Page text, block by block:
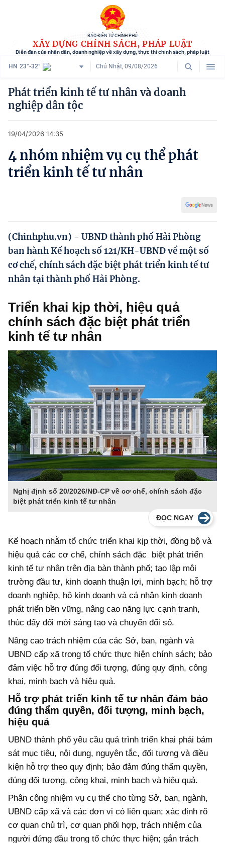
BÁO ĐIỆN TỬ CHÍNH PHỦ
XÂY DỰNG CHÍNH SÁCH, PHÁP LUẬT
Diễn đàn của nhân dân, doanh nghiệp về xây dựng, thực thi chính sách, pháp luật
HN 23°-32° Chủ Nhật, 09/08/2026
Danh mục
Trang chủ
Tham vấn chính sách
Người dân góp ý
Hướng dẫn thực hiện chính sách
Phát triển kinh tế tư nhân và doanh nghiệp dân tộc
Ocop và chuỗi giá trị Nông sản
Doanh nghiệp dân tộc
Khác
Video
Photo
Phát triển kinh tế tư nhân và doanh
nghiệp dân tộc
19/04/2026 14:35
4 nhóm nhiệm vụ cụ thể phát
triển kinh tế tư nhân
(Chinhphu.vn) - UBND thành phố Hải Phòng
ban hành Kế hoạch số 121/KH-UBND về một số
cơ chế, chính sách đặc biệt phát triển kinh tế tư
nhân tại thành phố Hải Phòng.
Triển khai kịp thời, hiệu quả
chính sách đặc biệt phát triển
kinh tế tư nhân
Nghị định số 20/2026/NĐ-CP về cơ chế, chính sách đặc
biệt phát triển kinh tế tư nhân
ĐỌC NGAY
Kế hoạch nhằm tổ chức triển khai kịp thời, đồng bộ và
hiệu quả các cơ chế, chính sách đặc biệt phát triển
kinh tế tư nhân trên địa bàn thành phố; tạo lập môi
trường đầu tư, kinh doanh thuận lợi, minh bạch; hỗ trợ
doanh nghiệp, hộ kinh doanh và cá nhân kinh doanh
phát triển bền vững, nâng cao năng lực cạnh tranh,
thúc đẩy đổi mới sáng tạo và chuyển đổi số.
Nâng cao trách nhiệm của các Sở, ban, ngành và
UBND cấp xã trong tổ chức thực hiện chính sách; bảo
đảm việc hỗ trợ đúng đối tượng, đúng quy định, công
khai, minh bạch và hiệu quả.
Hỗ trợ phát triển kinh tế tư nhân đảm bảo
đúng thẩm quyền, đối tượng, minh bạch,
hiệu quả
UBND thành phố yêu cầu quá trình triển khai phải bám
sát mục tiêu, nội dung, nguyên tắc, đối tượng và điều
kiện hỗ trợ theo quy định; bảo đảm đúng thẩm quyền,
đúng đối tượng, công khai, minh bạch và hiệu quả.
Phân công nhiệm vụ cụ thể cho từng Sở, ban, ngành,
UBND cấp xã và các đơn vị có liên quan; xác định rõ
cơ quan chủ trì, cơ quan phối hợp, trách nhiệm của
người đứng đầu trong tổ chức thực hiện; gắn trách